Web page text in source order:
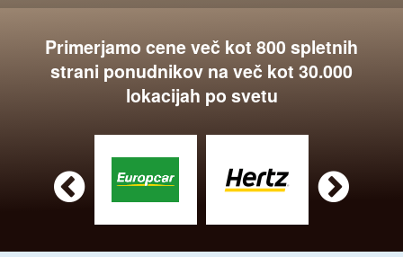
Primerjamo cene več kot 800 spletnih
strani ponudnikov na več kot 30.000
lokacijah po svetu
 